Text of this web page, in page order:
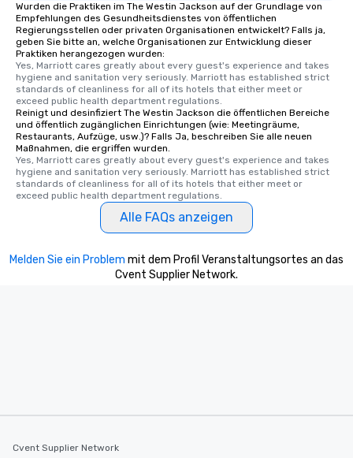
Wurden die Praktiken im The Westin Jackson auf der Grundlage von
Empfehlungen des Gesundheitsdienstes von öffentlichen
Regierungsstellen oder privaten Organisationen entwickelt? Falls ja,
geben Sie bitte an, welche Organisationen zur Entwicklung dieser
Praktiken herangezogen wurden:
Yes, Marriott cares greatly about every guest's experience and takes
hygiene and sanitation very seriously. Marriott has established strict
standards of cleanliness for all of its hotels that either meet or
exceed public health department regulations.
Reinigt und desinfiziert The Westin Jackson die öffentlichen Bereiche
und öffentlich zugänglichen Einrichtungen (wie: Meetingräume,
Restaurants, Aufzüge, usw.)? Falls Ja, beschreiben Sie alle neuen
Maßnahmen, die ergriffen wurden.
Yes, Marriott cares greatly about every guest's experience and takes
hygiene and sanitation very seriously. Marriott has established strict
standards of cleanliness for all of its hotels that either meet or
exceed public health department regulations.
Alle FAQs anzeigen
Melden Sie ein Problem mit dem Profil Veranstaltungsortes an das
Cvent Supplier Network.
Cvent Supplier Network